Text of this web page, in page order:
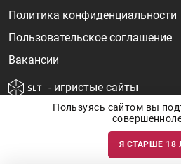
Политика конфиденциальности
Пользовательское соглашение
Вакансии
- игристые сайты
Информация о ценах и наличии товаров
характер и может быть не точной. Цены
Пользуясь сайтом вы
Я СТАРШЕ 18